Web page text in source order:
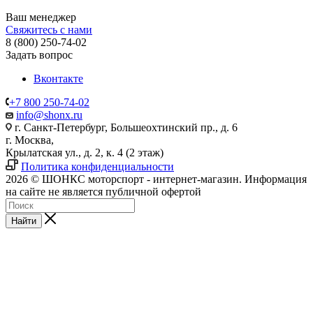
Ваш менеджер
Свяжитесь с нами
8 (800) 250-74-02
Задать вопрос
Вконтакте
+7 800 250-74-02
info@shonx.ru
г. Санкт-Петербург, Большеохтинский пр., д. 6
г. Москва,
Крылатская ул., д. 2, к. 4 (2 этаж)
Политика конфиденциальности
2026 © ШОНКС моторспорт - интернет-магазин. Информация
на сайте не является публичной офертой
Найти